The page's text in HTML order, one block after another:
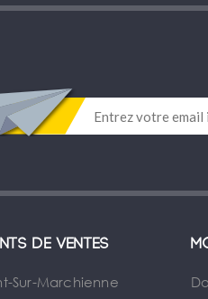
de ventes
Sur-Marchienne